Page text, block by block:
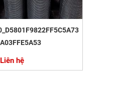
Liên hệ